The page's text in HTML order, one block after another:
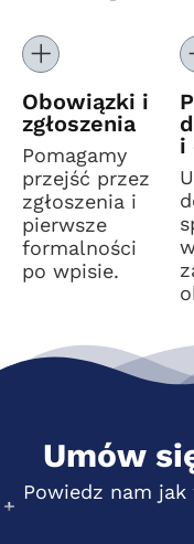
Obowiązki i
zgłoszenia
Pomagamy
przejść przez
zgłoszenia i
pierwsze
formalności
po wpisie.
i
Umów
Powiedz nam jak